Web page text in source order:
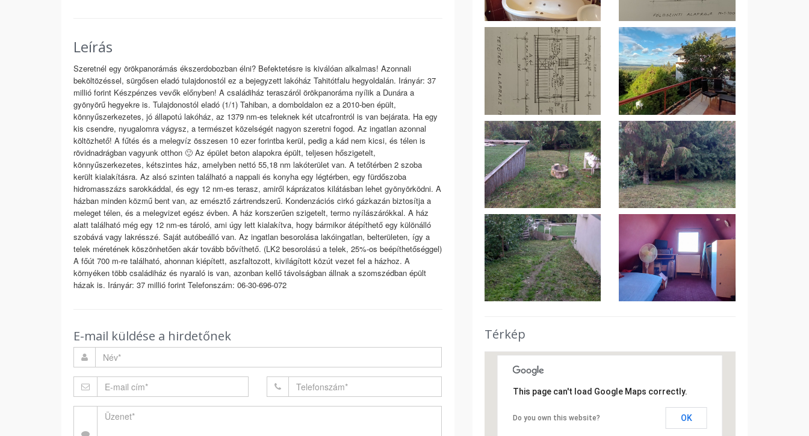
Leírás
Szeretnél egy örökpanorámás ékszerdobozban élni? Befektetésre is kiválóan alkalmas! Azonnali
beköltözéssel, sürgősen eladó tulajdonostól ez a bejegyzett lakóház Tahitótfalu hegyoldalán. Irányár: 37
millió forint Készpénzes vevők előnyben! A családiház teraszáról örökpanoráma nyílik a Dunára a
gyönyörű hegyekre is. Tulajdonostól eladó (1/1) Tahiban, a domboldalon ez a 2010-ben épült,
könnyűszerkezetes, jó állapotú lakóház, az 1379 nm-es teleknek két utcafrontról is van bejárata. Ha egy
kis csendre, nyugalomra vágysz, a természet közelségét nagyon szeretni fogod. Az ingatlan azonnal
költözhető! A fűtés és a melegvíz összesen 10 ezer forintba kerül, pedig a kád nem kicsi, és télen is
rövidnadrágban vagyunk otthon 🙂 Az épület beton alapokra épült, teljesen hőszigetelt,
könnyűszerkezetes, kétszintes ház, amelyben nettó 55,18 nm lakóterület van. A tetőtérben 2 szoba
került kialakításra. Az alsó szinten található a nappali és konyha egy légtérben, egy fürdőszoba
hidromasszázs sarokkáddal, és egy 12 nm-es terasz, amiről káprázatos kilátásban lehet gyönyörködni. A
házban minden közmű bent van, az emésztő zártrendszerű. Kondenzációs cirkó gázkazán biztosítja a
meleget télen, és a melegvizet egész évben. A ház korszerűen szigetelt, termo nyílászárókkal. A ház
alatt található még egy 12 nm-es tároló, ami úgy lett kialakítva, hogy bármikor átépíthető egy különálló
szobává vagy lakrésszé. Saját autóbeálló van. Az ingatlan besorolása lakóingatlan, belterületen, így a
telek méretének köszönhetően akár tovább bővíthető. (LK2 besorolású a telek, 25%-os beépíthetőséggel)
A főút 700 m-re található, ahonnan kiépített, aszfaltozott, kivilágított közút vezet fel a házhoz. A
környéken több családiház és nyaraló is van, azonban kellő távolságban állnak a szomszédban épült
házak is. Irányár: 37 millió forint Telefonszám: 06-30-696-072
E-mail küldése a hirdetőnek Térkép
This page can't load Google Maps correctly.
Do you own this website? OK